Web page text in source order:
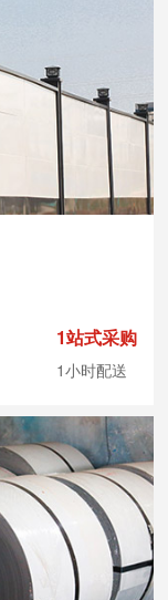
1站式采购
1小时配送